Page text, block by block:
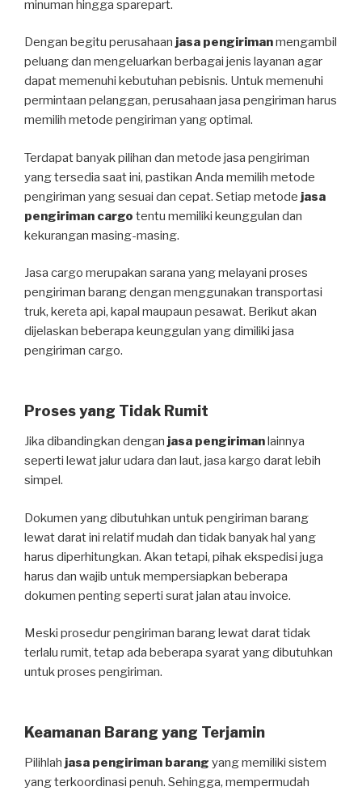
minuman hingga sparepart.
Dengan begitu perusahaan jasa pengirimanmengambil
peluang dan mengeluarkan berbagai jenis layanan agar
dapat memenuhi kebutuhan pebisnis. Untuk memenuhi
permintaan pelanggan, perusahaan jasa pengiriman harus
memilih metode pengiriman yang optimal.
Terdapat banyak pilihan dan metode jasa pengiriman
yang tersedia saat ini, pastikan Anda memilih metode
pengiriman yang sesuai dan cepat. Setiap metode jasa
pengiriman cargo tentu memiliki keunggulan dan
kekurangan masing-masing.
Jasa cargo merupakan sarana yang melayani proses
pengiriman barang dengan menggunakan transportasi
truk, kereta api, kapal maupaun pesawat. Berikut akan
dijelaskan beberapa keunggulan yang dimiliki jasa
pengiriman cargo.
Proses yang Tidak Rumit
Jika dibandingkan dengan jasa pengiriman lainnya
seperti lewat jalur udara dan laut, jasa kargo darat lebih
simpel.
Dokumen yang dibutuhkan untuk pengiriman barang
lewat darat ini relatif mudah dan tidak banyak hal yang
harus diperhitungkan. Akan tetapi, pihak ekspedisi juga
harus dan wajib untuk mempersiapkan beberapa
dokumen penting seperti surat jalan atau invoice.
Meski prosedur pengiriman barang lewat darat tidak
terlalu rumit, tetap ada beberapa syarat yang dibutuhkan
untuk proses pengiriman.
Keamanan Barang yang Terjamin
Pilihlah jasa pengiriman barang yang memiliki sistem
yang terkoordinasi penuh. Sehingga, mempermudah